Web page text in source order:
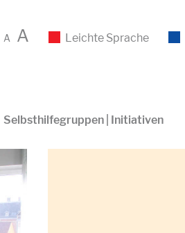
A A Leichte Sprache
Selbsthilfegruppen | Initiativen